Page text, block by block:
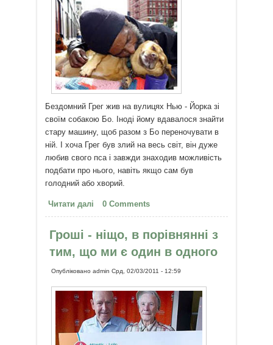
Бездомний Грег жив на вулицях Нью - Йорка зі
своїм собакою Бо. Іноді йому вдавалося знайти
стару машину, щоб разом з Бо переночувати в
ній. І хоча Грег був злий на весь світ, він дуже
любив свого пса і завжди знаходив можливість
подбати про нього, навіть якщо сам був
голодний або хворий.
Читати далі про Любов і відповідальність за
іншу істоту дають сили встати на
ноги
0 Comments
Гроші - ніщо, в порівнянні з
тим, що ми є один в одного
Опублікованоadmin Срд, 02/03/2011 - 12:59